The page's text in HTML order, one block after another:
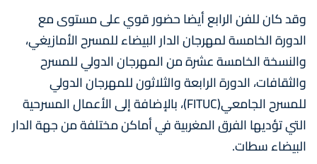
وقد كان للفن الرابع أيضا حضور قوي على مستوى مع
الدورة الخامسة لمهرجان الدار البيضاء للمسرح الأمازيغي،
والنسخة الخامسة عشرة من المهرجان الدولي للمسرح
والثقافات، الدورة الرابعة والثلاثون للمهرجان الدولي
للمسرح الجامعي(FITUC)، بالإضافة إلى الأعمال المسرحية
التي تؤديها الفرق المغربية في أماكن مختلفة من جهة الدار
البيضاء سطات.